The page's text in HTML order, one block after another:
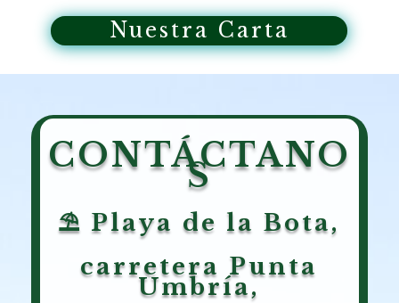
Nuestra Carta
CONTÁCTANO
S
⛱ Playa de la Bota,
carretera Punta
Umbría,